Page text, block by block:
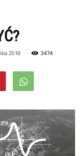
2018
3474